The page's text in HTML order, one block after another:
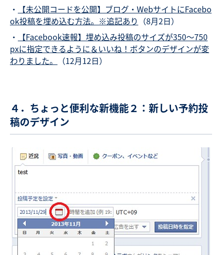
・
【未公開コードを公開】ブログ・WebサイトにFacebo
ok投稿を埋め込む方法。※追記あり （8月2日）
・
【Facebook速報】埋め込み投稿のサイズが350～750
pxに指定できるように＆いいね！ボタンのデザインが変
わりました。
（12月12日）
４．ちょっと便利な新機能２：新しい予約投
稿のデザイン